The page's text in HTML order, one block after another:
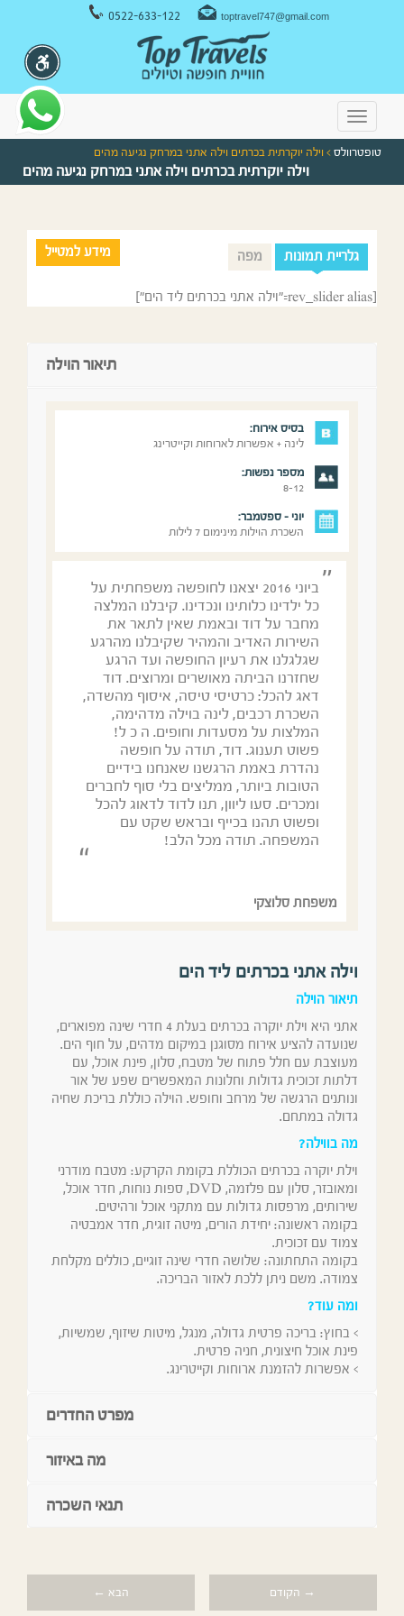
0522-633-122 toptravel747@gmail.com
Toggle
navigation
טופטרוולס > וילה יוקרתית בכרתים וילה אתני במרחק נגיעה מהים
וילה יוקרתית בכרתים וילה אתני במרחק נגיעה מהים
גלריית תמונות מפה מידע למטייל
[rev_slider alias="וילה אתני בכרתים ליד הים"]
תיאור הוילה
בסיס אירוח:
לינה + אפשרות לארוחות וקייטרינג
מספר נפשות:
8-12
יוני - ספטמבר:
השכרת הוילות מינימום 7 לילות
ביוני 2016 יצאנו לחופשה משפחתית על
כל ילדינו כלותינו ונכדינו. קיבלנו המלצה
מחבר על דוד ובאמת שאין לתאר את
השירות האדיב והמהיר שקיבלנו מהרגע
שגלגלנו את רעיון החופשה ועד הרגע
שחזרנו הביתה מאושרים ומרוצים. דוד
דאג להכל: כרטיסי טיסה, איסוף מהשדה,
השכרת רכבים, לינה בוילה מדהימה,
המלצות על מסעדות וחופים. ה כ ל!
פשוט תענוג. דוד, תודה על חופשה
נהדרת באמת הרגשנו שאנחנו בידיים
הטובות ביותר, ממליצים בלי סוף לחברים
ומכרים. סעו ליוון, תנו לדוד לדאוג להכל
ופשוט תהנו בכייף ובראש שקט עם
המשפחה. תודה מכל הלב!
משפחת סלוצקי
וילה אתני בכרתים ליד הים
תיאור הוילה
אתני היא וילת יוקרה בכרתים בעלת 4 חדרי שינה מפוארים,
שנועדה להציע אירוח מסוגנן במיקום מדהים, על חוף הים.
מעוצבת עם חלל פתוח של מטבח, סלון, פינת אוכל, עם
דלתות זכוכית גדולות וחלונות המאפשרים שפע של אור
ונותנים הרגשה של מרחב וחופש. הוילה כוללת בריכת שחיה
גדולה במתחם.
מה בווילה?
וילת יוקרה בכרתים הכוללת בקומת הקרקע: מטבח מודרני
ומאובזר, סלון עם פלזמה, DVD, ספות נוחות, חדר אוכל,
שירותים, מרפסות גדולות עם מתקני אוכל ורהיטים.
בקומה ראשונה: יחידת הורים, מיטה זוגית, חדר אמבטיה
צמוד עם זכוכית.
בקומה התחתונה: שלושה חדרי שינה זוגיים, כוללים מקלחת
צמודה. משם ניתן ללכת לאזור הבריכה.
ומה עוד?
> בחוץ: בריכה פרטית גדולה, מנגל, מיטות שיזוף, שמשיות,
פינת אוכל חיצונית, חניה פרטית.
> אפשרות להזמנת ארוחות וקייטרינג.
מפרט החדרים
מה באיזור
תנאי השכרה
→ הקודם הבא ←
ניווט במקלדת